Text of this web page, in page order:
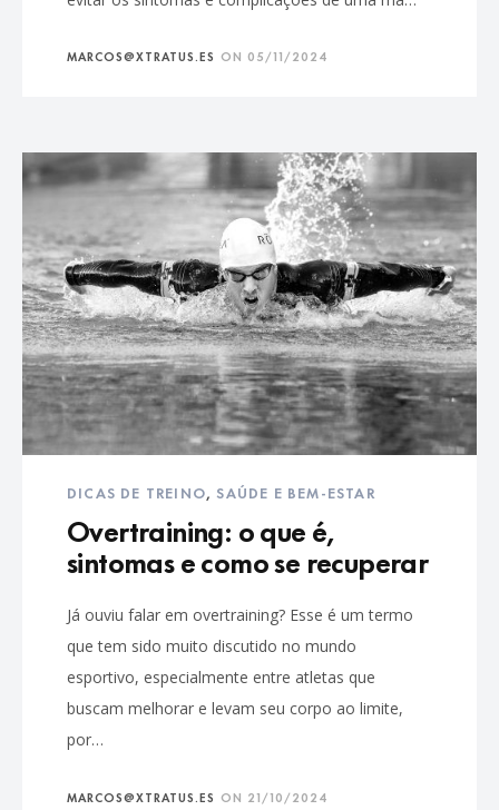
MARCOS@XTRATUS.ES ON 05/11/2024
DICAS DE TREINO, SAÚDE E BEM-ESTAR
Overtraining: o que é,
sintomas e como se recuperar
Já ouviu falar em overtraining? Esse é um termo
que tem sido muito discutido no mundo
esportivo, especialmente entre atletas que
buscam melhorar e levam seu corpo ao limite,
por…
MARCOS@XTRATUS.ES ON 21/10/2024